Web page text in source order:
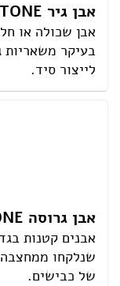
אבן גיר LIMESTONE
אבן שכולה או
בעיקר משאריות
לייצור סיד.
אבן גרוסה CRUSHED STONE
אבנים קטנות
שנלקחו
של כבישים.